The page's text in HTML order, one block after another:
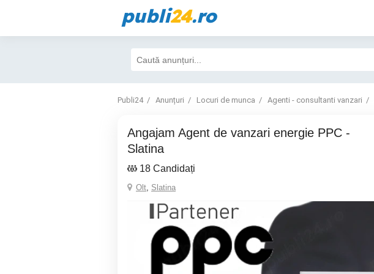
publi24.ro
Publi24 Anunțuri Locuri de munca Agenti - consultanti vanzari
Angajam Agent de vanzari energie PPC -
Slatina
18 Candidați
Olt, Slatina